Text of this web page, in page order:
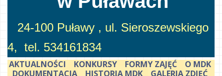
24-100 Puławy , ul. Sieroszewskiego
4, tel. 534161834
AKTUALNOŚCI KONKURSY FORMY ZAJĘĆ
O MDK
DOKUMENTACJA
HISTORIA MDK
GALERIA ZDJĘĆ